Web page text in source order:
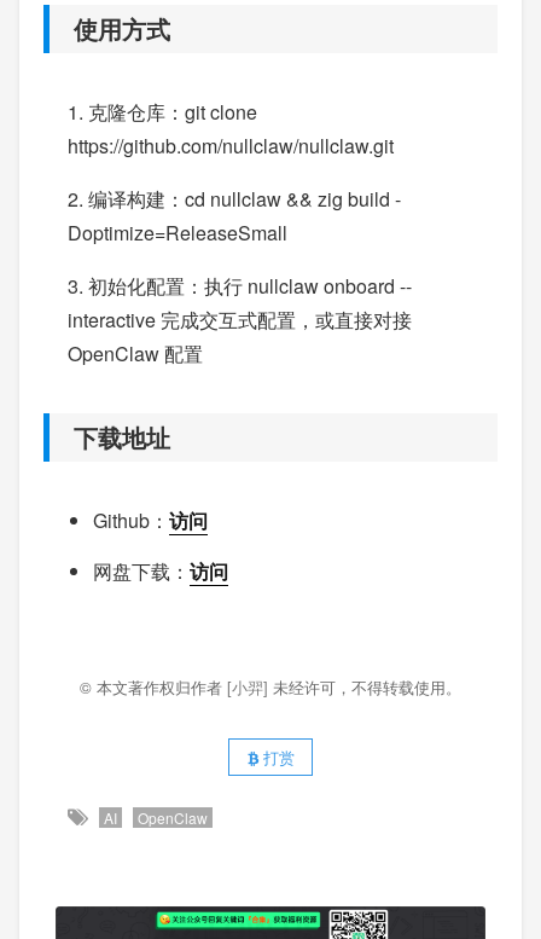
使用方式
1. 克隆仓库：git clone
https://github.com/nullclaw/nullclaw.git
2. 编译构建：cd nullclaw && zig build -
Doptimize=ReleaseSmall
3. 初始化配置：执行 nullclaw onboard --
interactive 完成交互式配置，或直接对接
OpenClaw 配置
下载地址
Github： 访问
网盘下载： 访问
© 本文著作权归作者 [小羿] 未经许可，不得转载使用。
打赏
AI OpenClaw